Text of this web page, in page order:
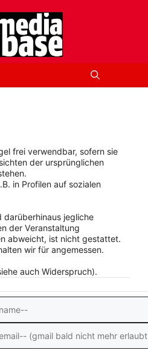
frei verwendbar, sofern sie
der ursprünglichen
in Profilen auf sozialen
darüberhinaus jegliche
der Veranstaltung
abweicht, ist nicht gestattet.
wir für angemessen.
auch Widerspruch).